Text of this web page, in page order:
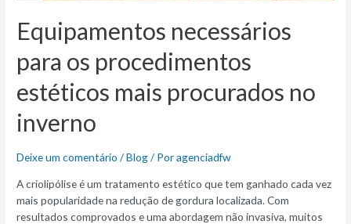
Equipamentos necessários
para os procedimentos
estéticos mais procurados no
inverno
Deixe um comentário /Blog/ Poragenciadfw
A criolipólise é um tratamento estético que tem ganhado cada vez
mais popularidade na redução de gordura localizada. Com
resultados comprovados e uma abordagem não invasiva, muitos